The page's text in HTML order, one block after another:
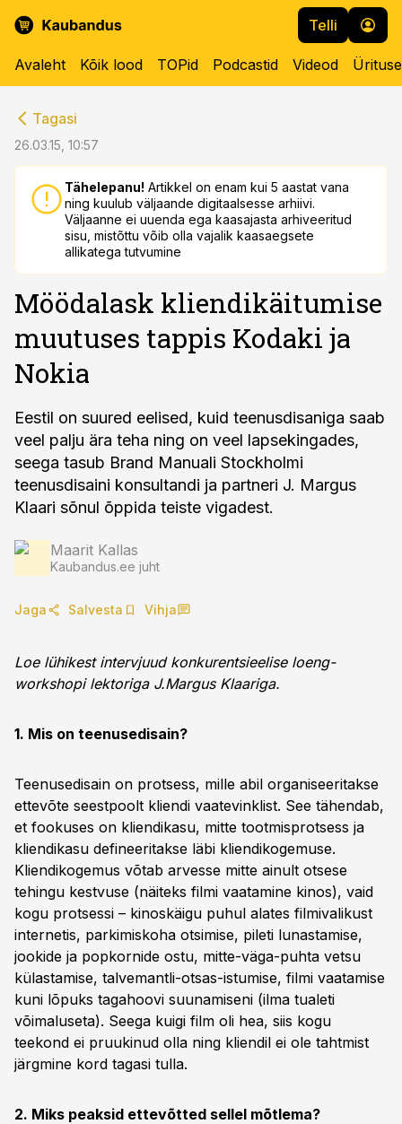
Telli
Avaleht Kõik lood TOPid Podcastid Videod
Tagasi
26.03.15, 10:57
Tähelepanu! Artikkel on enam kui 5 aastat vana
ning kuulub väljaande digitaalsesse arhiivi.
Väljaanne ei uuenda ega kaasajasta arhiveeritud
sisu, mistõttu võib olla vajalik kaasaegsete
allikatega tutvumine
Möödalask kliendikäitumise
muutuses tappis Kodaki ja
Nokia
Eestil on suured eelised, kuid teenusdisaniga saab
veel palju ära teha ning on veel lapsekingades,
seega tasub Brand Manuali Stockholmi
teenusdisaini konsultandi ja partneri J. Margus
Klaari sõnul õppida teiste vigadest.
Maarit Kallas
Kaubandus.ee juht
Jaga Salvesta Vihja
Loe lühikest intervjuud konkurentsieelise loeng-
workshopi lektoriga J.Margus Klaariga.
1. Mis on teenusedisain?
Teenusedisain on protsess, mille abil organiseeritakse
ettevõte seestpoolt kliendi vaatevinklist. See tähendab,
et fookuses on kliendikasu, mitte tootmisprotsess ja
kliendikasu defineeritakse läbi kliendikogemuse.
Kliendikogemus võtab arvesse mitte ainult otsese
tehingu kestvuse (näiteks filmi vaatamine kinos), vaid
kogu protsessi – kinoskäigu puhul alates filmivalikust
internetis, parkimiskoha otsimise, pileti lunastamise,
jookide ja popkornide ostu, mitte-väga-puhta vetsu
külastamise, talvemantli-otsas-istumise, filmi vaatamise
kuni lõpuks tagahoovi suunamiseni (ilma tualeti
võimaluseta). Seega kuigi film oli hea, siis kogu
teekond ei pruukinud olla ning kliendil ei ole tahtmist
järgmine kord tagasi tulla.
2. Miks peaksid ettevõtted sellel mõtlema?